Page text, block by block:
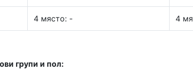
4 място: - 4
групи и пол: